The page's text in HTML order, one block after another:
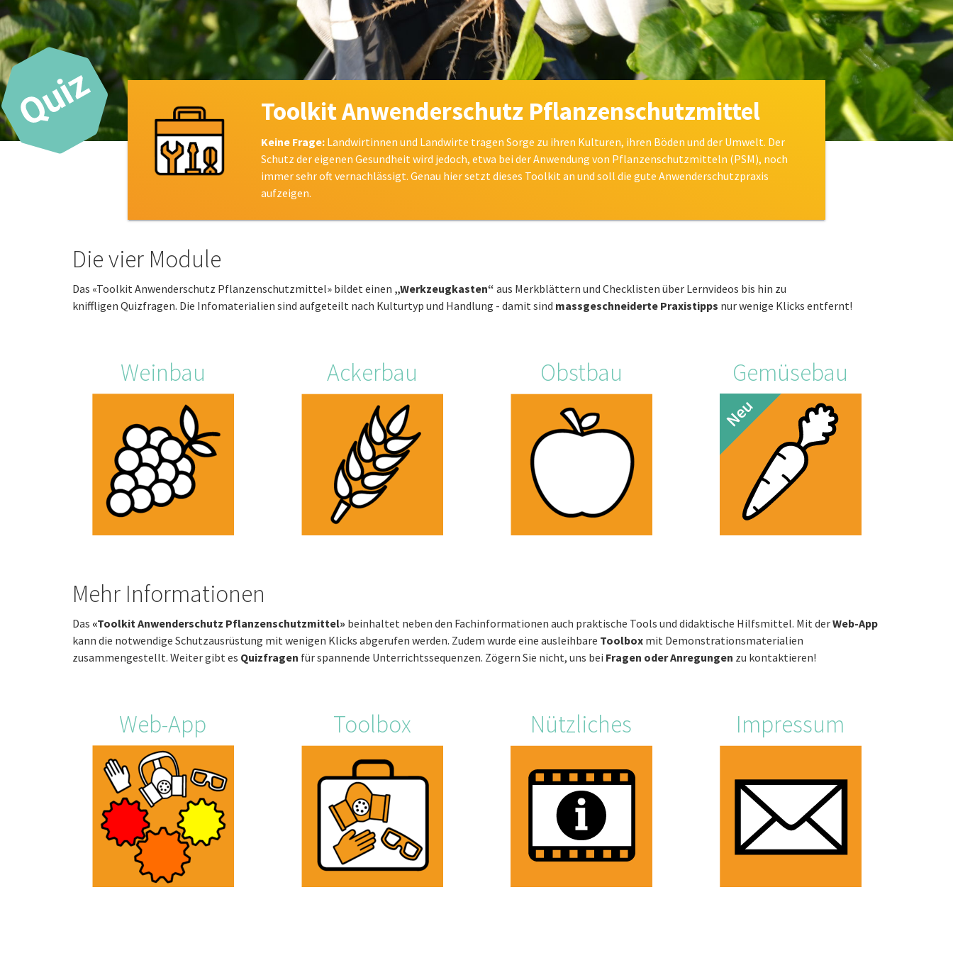
Toolkit Anwenderschutz Pflanzenschutzmittel
Keine Frage:Landwirtinnen und Landwirte tragen Sorge zu ihren Kulturen, ihren Böden und der Umwelt. Der
Schutz der eigenen Gesundheit wird jedoch, etwa bei der Anwendung von Pflanzenschutzmitteln (PSM), noch
immer sehr oft vernachlässigt. Genau hier setzt dieses Toolkit an und soll die gute Anwenderschutzpraxis
aufzeigen.
Die vier Module
Das «Toolkit Anwenderschutz Pflanzenschutzmittel» bildet einen „Werkzeugkasten“ aus Merkblättern und Checklisten über Lernvideos bis hin zu
kniffligen Quizfragen. Die Infomaterialien sind aufgeteilt nach Kulturtyp und Handlung - damit sind massgeschneiderte Praxistipps nur wenige Klicks entfernt!
Weinbau Ackerbau Obstbau Gemüsebau
Mehr Informationen
Das «Toolkit Anwenderschutz Pflanzenschutzmittel» beinhaltet neben den Fachinformationen auch praktische Tools und didaktische Hilfsmittel. Mit derWeb-App
kann die notwendige Schutzausrüstung mit wenigen Klicks abgerufen werden. Zudem wurde eine ausleihbare Toolbox mit Demonstrationsmaterialien
zusammengestellt. Weiter gibt es Quizfragen für spannende Unterrichtssequenzen. Zögern Sie nicht, uns bei Fragen oder Anregungen zu kontaktieren!
Web-App Toolbox Nützliches Impressum